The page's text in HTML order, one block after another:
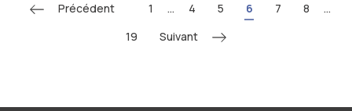
Précédent 1 ... 4 5 6 7 8
...
19
Suivant